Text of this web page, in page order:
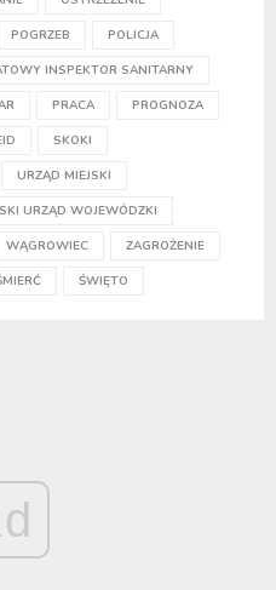
POGRZEB POLICJA
INSPEKTOR SANITARNY
PRACA PROGNOZA
SKOKI
URZĄD MIEJSKI
URZĄD WOJEWÓDZKI
WĄGROWIEC ZAGROŻENIE
ŚWIĘTO